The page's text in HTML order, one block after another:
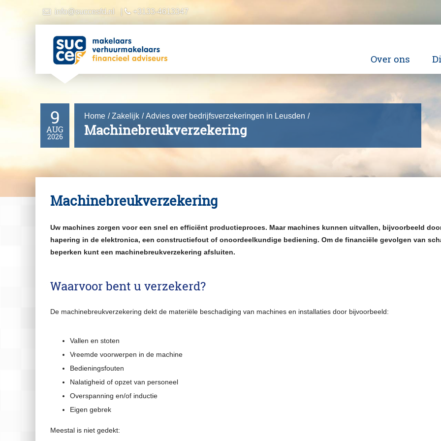
Dienstverleningsdocument
Makelaardij
Ondernemer
Verzekeringen
Terugbelservice
Afspraak maken
Schade melden
Klacht melden
info@succesfd.nl | +3133-4613347
Over ons
Wie zijn wij
Ingeschreven bij
9
AUG
2026
Home Zakelijk Advies over bedrijfsverzekeringen in Leusden
Machinebreukverzekering
Machinebreukverzekering
Uw machines zorgen voor een snel en efficiënt productieproces. Maar machines kunnen uitvallen, bijvoorbeeld
hapering in de elektronica, een constructiefout of onoordeelkundige bediening. Om de financiële gevolgen van
beperken kunt een machinebreukverzekering afsluiten.
Waarvoor bent u verzekerd?
De machinebreukverzekering dekt de materiële beschadiging van machines en installaties door bijvoorbeeld:
Vallen en stoten
Vreemde voorwerpen in de machine
Bedieningsfouten
Nalatigheid of opzet van personeel
Overspanning en/of inductie
Eigen gebrek
Meestal is niet gedekt: